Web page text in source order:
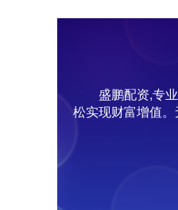
盛鹏配资,专
松实现财富增值